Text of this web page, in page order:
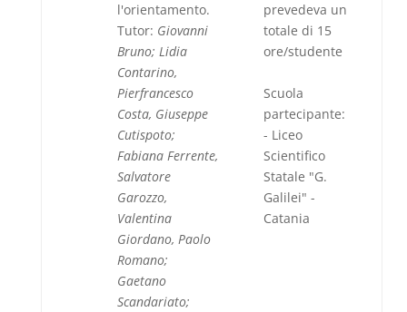
l'orientamento.
Tutor: Giovanni
Bruno; Lidia
Contarino,
Pierfrancesco
Costa, Giuseppe
Cutispoto;
Fabiana Ferrente,
Salvatore
Garozzo,
Valentina
Giordano, Paolo
Romano;
Gaetano
Scandariato;
prevedeva un
totale di 15
ore/studente
Scuola
partecipante:
- Liceo
Scientifico
Statale "G.
Galilei" -
Catania